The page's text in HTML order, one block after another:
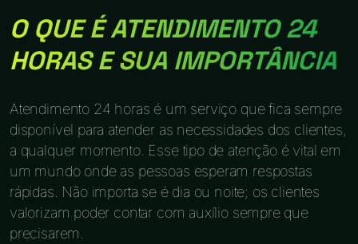
O QUE É ATENDIMENTO 24
HORAS E SUA IMPORTÂNCIA
Atendimento 24 horas é um serviço que fica sempre
disponível para atender as necessidades dos clientes,
a qualquer momento. Esse tipo de atenção é vital em
um mundo onde as pessoas esperam respostas
rápidas. Não importa se é dia ou noite; os clientes
valorizam poder contar com auxílio sempre que
precisarem.